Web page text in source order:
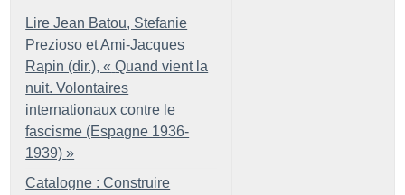
Lire Jean Batou, Stefanie
Prezioso et Ami-Jacques
Rapin (dir.), « Quand vient la
nuit. Volontaires
internationaux contre le
fascisme (Espagne 1936-
1939) »
Catalogne : Construire